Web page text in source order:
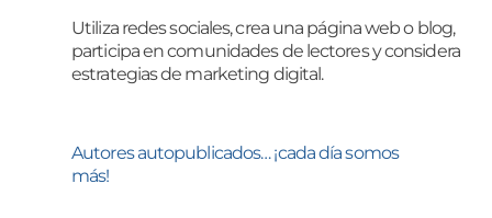
Utiliza redes sociales, crea una página web o blog,
participa en comunidades de lectores y considera
estrategias de marketing digital.
Autores autopublicados… ¡cada día somos
más!